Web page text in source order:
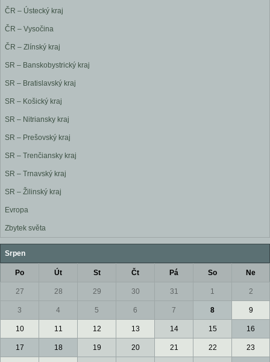
ČR – Ústecký kraj
ČR – Vysočina
ČR – Zlínský kraj
SR – Banskobystrický kraj
SR – Bratislavský kraj
SR – Košický kraj
SR – Nitriansky kraj
SR – Prešovský kraj
SR – Trenčiansky kraj
SR – Trnavský kraj
SR – Žilinský kraj
Evropa
Zbytek světa
Srpen
Po Út St Čt Pá So Ne
27 28 29 30 31 1 2
3 4 5 6 7 8 9
10 11 12 13 14 15 16
17 18 19 20 21 22 23